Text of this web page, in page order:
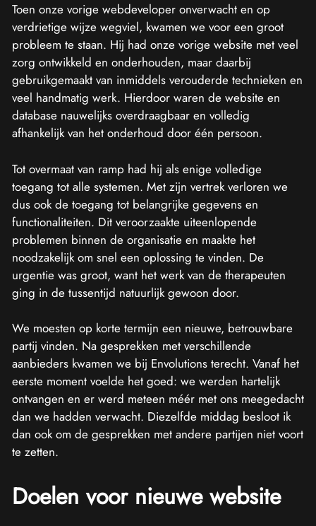
Toen onze vorige webdeveloper onverwacht en op
verdrietige wijze wegviel, kwamen we voor een groot
probleem te staan. Hij had onze vorige website met veel
zorg ontwikkeld en onderhouden, maar daarbij
gebruikgemaakt van inmiddels verouderde technieken en
veel handmatig werk. Hierdoor waren de website en
database nauwelijks overdraagbaar en volledig
afhankelijk van het onderhoud door één persoon.
Tot overmaat van ramp had hij als enige volledige
toegang tot alle systemen. Met zijn vertrek verloren we
dus ook de toegang tot belangrijke gegevens en
functionaliteiten. Dit veroorzaakte uiteenlopende
problemen binnen de organisatie en maakte het
noodzakelijk om snel een oplossing te vinden. De
urgentie was groot, want het werk van de therapeuten
ging in de tussentijd natuurlijk gewoon door.
We moesten op korte termijn een nieuwe, betrouwbare
partij vinden. Na gesprekken met verschillende
aanbieders kwamen we bij Envolutions terecht. Vanaf het
eerste moment voelde het goed: we werden hartelijk
ontvangen en er werd meteen méér met ons meegedacht
dan we hadden verwacht. Diezelfde middag besloot ik
dan ook om de gesprekken met andere partijen niet voort
te zetten.
Doelen voor nieuwe website